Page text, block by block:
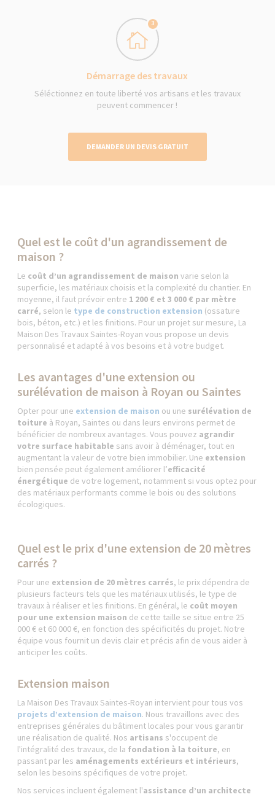
3
Démarrage des travaux
Séléctionnez en toute liberté vos artisans et les travaux
peuvent commencer !
DEMANDER UN DEVIS GRATUIT
Quel est le coût d'un agrandissement de
maison ?
Le coût d’un agrandissement de maisonvarie selon la
superficie, les matériaux choisis et la complexité du chantier. En
moyenne, il faut prévoir entre 1 200 € et 3 000 € par mètre
carré, selon le type de construction extension (ossature
bois, béton, etc.) et les finitions. Pour un projet sur mesure, La
Maison Des Travaux Saintes-Royan vous propose un devis
personnalisé et adapté à vos besoins et à votre budget.
Les avantages d'une extension ou
surélévation de maison à Royan ou Saintes
Opter pour une extension de maison ou une surélévation de
toiture à Royan, Saintes ou dans leurs environs permet de
bénéficier de nombreux avantages. Vous pouvez agrandir
votre surface habitable sans avoir à déménager, tout en
augmentant la valeur de votre bien immobilier. Une extension
bien pensée peut également améliorer l’efficacité
énergétique de votre logement, notamment si vous optez pour
des matériaux performants comme le bois ou des solutions
écologiques.
Quel est le prix d'une extension de 20 mètres
carrés ?
Pour une extension de 20 mètres carrés, le prix dépendra de
plusieurs facteurs tels que les matériaux utilisés, le type de
travaux à réaliser et les finitions. En général, le coût moyen
pour une extension maison de cette taille se situe entre 25
000 € et 60 000 €, en fonction des spécificités du projet. Notre
équipe vous fournit un devis clair et précis afin de vous aider à
anticiper les coûts.
Extension maison
La Maison Des Travaux Saintes-Royan intervient pour tous vos
projets d’extension de maison. Nous travaillons avec des
entreprises générales du bâtiment locales pour vous garantir
une réalisation de qualité. Nos artisans s'occupent de
l'intégralité des travaux, de la fondation à la toiture, en
passant par les aménagements extérieurs et intérieurs,
selon les besoins spécifiques de votre projet.
Nos services incluent également l'assistance d’un architecte